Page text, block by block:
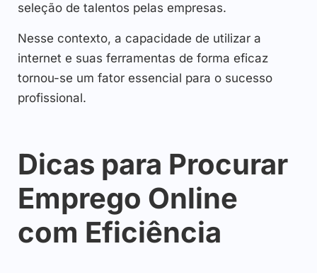
seleção de talentos pelas empresas.
Nesse contexto, a capacidade de utilizar a
internet e suas ferramentas de forma eficaz
tornou-se um fator essencial para o sucesso
profissional.
Dicas para Procurar
Emprego Online
com Eficiência